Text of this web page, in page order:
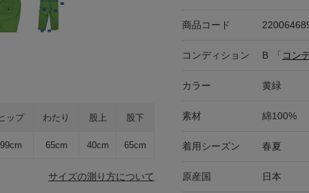
ップ わたり 股上 股下
99cm 65cm 40cm 65cm
サイズの測り方について
商品コード
コンディション B 「 コン
カラー 黄緑
素材 綿100%
着用シーズン 春夏
原産国 日本